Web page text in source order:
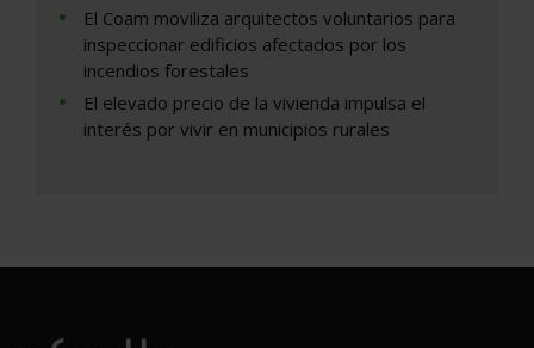
El Coam moviliza arquitectos voluntarios para
inspeccionar edificios afectados por los
incendios forestales
El elevado precio de la vivienda impulsa el
interés por vivir en municipios rurales